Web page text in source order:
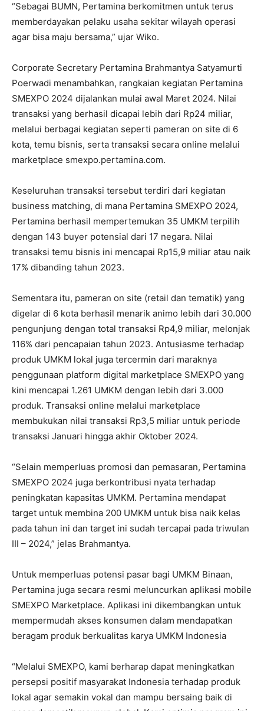
“Sebagai BUMN, Pertamina berkomitmen untuk terus
memberdayakan pelaku usaha sekitar wilayah operasi
agar bisa maju bersama,” ujar Wiko.
Corporate Secretary Pertamina Brahmantya Satyamurti
Poerwadi menambahkan, rangkaian kegiatan Pertamina
SMEXPO 2024 dijalankan mulai awal Maret 2024. Nilai
transaksi yang berhasil dicapai lebih dari Rp24 miliar,
melalui berbagai kegiatan seperti pameran on site di 6
kota, temu bisnis, serta transaksi secara online melalui
marketplace smexpo.pertamina.com.
Keseluruhan transaksi tersebut terdiri dari kegiatan
business matching, di mana Pertamina SMEXPO 2024,
Pertamina berhasil mempertemukan 35 UMKM terpilih
dengan 143 buyer potensial dari 17 negara. Nilai
transaksi temu bisnis ini mencapai Rp15,9 miliar atau naik
17% dibanding tahun 2023.
Sementara itu, pameran on site (retail dan tematik) yang
digelar di 6 kota berhasil menarik animo lebih dari 30.000
pengunjung dengan total transaksi Rp4,9 miliar, melonjak
116% dari pencapaian tahun 2023. Antusiasme terhadap
produk UMKM lokal juga tercermin dari maraknya
penggunaan platform digital marketplace SMEXPO yang
kini mencapai 1.261 UMKM dengan lebih dari 3.000
produk. Transaksi online melalui marketplace
membukukan nilai transaksi Rp3,5 miliar untuk periode
transaksi Januari hingga akhir Oktober 2024.
“Selain memperluas promosi dan pemasaran, Pertamina
SMEXPO 2024 juga berkontribusi nyata terhadap
peningkatan kapasitas UMKM. Pertamina mendapat
target untuk membina 200 UMKM untuk bisa naik kelas
pada tahun ini dan target ini sudah tercapai pada triwulan
III – 2024,” jelas Brahmantya.
Untuk memperluas potensi pasar bagi UMKM Binaan,
Pertamina juga secara resmi meluncurkan aplikasi mobile
SMEXPO Marketplace. Aplikasi ini dikembangkan untuk
mempermudah akses konsumen dalam mendapatkan
beragam produk berkualitas karya UMKM Indonesia
“Melalui SMEXPO, kami berharap dapat meningkatkan
persepsi positif masyarakat Indonesia terhadap produk
lokal agar semakin vokal dan mampu bersaing baik di